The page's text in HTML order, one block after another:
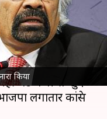
किया
कांग्रेस के प्रमुख
टिप्पणी से खुद
लगातार कांग्रेस